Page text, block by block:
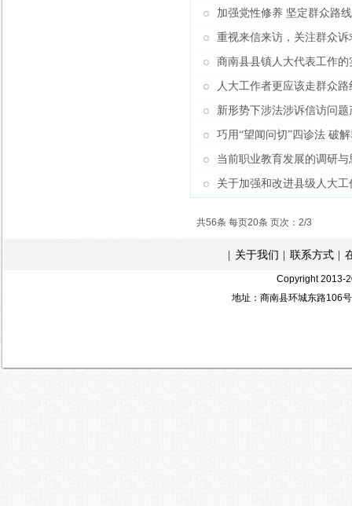
加强党性修养 坚定群众路线
重视来信来访，关注群众诉
商南县县镇人大代表工作的
人大工作者更应该走群众路
新形势下涉法涉诉信访问
巧用“望闻问切”四诊法 破
当前职业教育发展的调研与
关于加强和改进县级人大
共56条 每页20条 页次：2/3
关于我们 联系方式
Copyright 2013-
地址：商南县环城东路106